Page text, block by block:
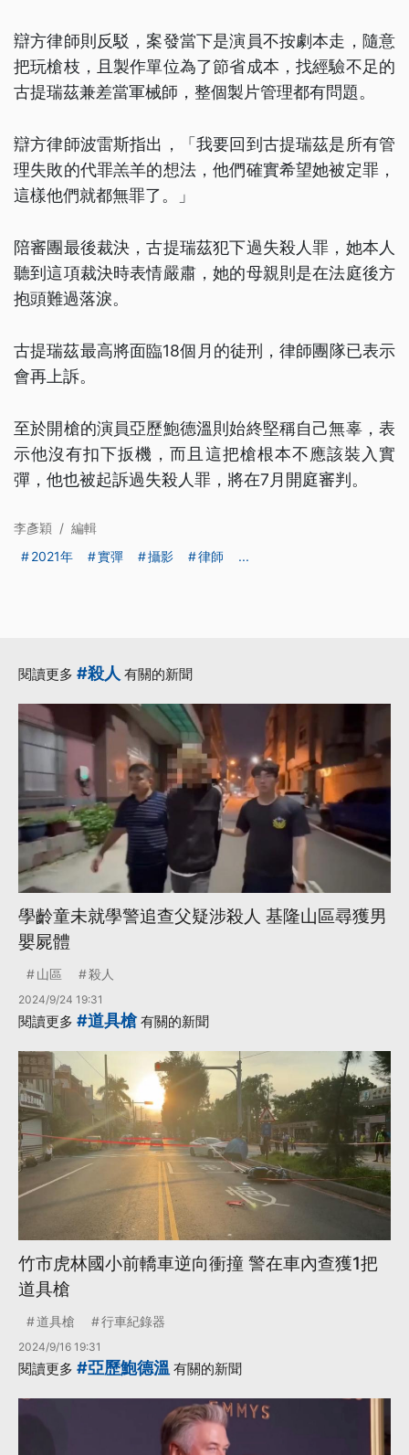
辯方律師則反駁，案發當下是演員不按劇本走，隨意
把玩槍枝，且製作單位為了節省成本，找經驗不足的
古提瑞茲兼差當軍械師，整個製片管理都有問題。
辯方律師波雷斯指出，「我要回到古提瑞茲是所有管
理失敗的代罪羔羊的想法，他們確實希望她被定罪，
這樣他們就都無罪了。」
陪審團最後裁決，古提瑞茲犯下過失殺人罪，她本人
聽到這項裁決時表情嚴肅，她的母親則是在法庭後方
抱頭難過落淚。
古提瑞茲最高將面臨18個月的徒刑，律師團隊已表示
會再上訴。
至於開槍的演員亞歷鮑德溫則始終堅稱自己無辜，表
示他沒有扣下扳機，而且這把槍根本不應該裝入實
彈，他也被起訴過失殺人罪，將在7月開庭審判。
李彥穎 / 編輯
2021年
實彈 攝影 律師 ...
閱讀更多 #殺人 有關的新聞
學齡童未就學警追查父疑涉殺人 基隆山區尋獲男
嬰屍體
山區 殺人
2024/9/24 19:31
閱讀更多 #道具槍有關的新聞
竹市虎林國小前轎車逆向衝撞 警在車內查獲1把
道具槍
道具槍 行車紀錄器
2024/9/16 19:31
閱讀更多 #亞歷鮑德溫 有關的新聞